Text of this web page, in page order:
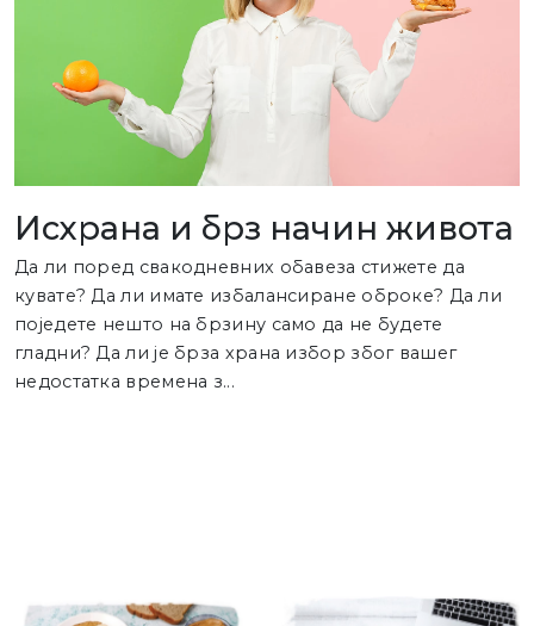
Исхрана и брз начин живота
Да ли поред свакодневних обавеза стижете да
кувате? Да ли имате избалансиране оброке? Да ли
поједете нешто на брзину само да не будете
гладни? Да ли је брза храна избор због вашег
недостатка времена з...